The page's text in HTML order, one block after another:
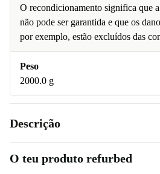
O recondicionamento significa que
não pode ser garantida e que os
por exemplo, estão excluídos das
Peso
2000.0 g
Descrição
O teu produto refurbed